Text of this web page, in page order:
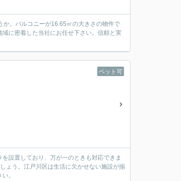
。バルコニーが16.65㎡の大きさの物件で
に密着した当社にお任せ下さい。信頼と実
ペット可
設置しており、万が一のときも対応できま
ょう。江戸川区は生活に欠かせない施設が揃
。